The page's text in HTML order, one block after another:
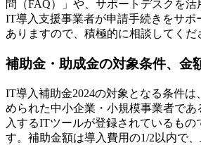
問（FAQ）」や、サポートデスクを活
IT導入支援事業者が申請手続きをサポ
ありますので、積極的に相談してくだ
補助金・助成金の対象条件、金
IT導入補助金2024の対象となる条件は
められた中小企業・小規模事業者で
入するITツールが登録されているもの
す。補助金額は導入費用の1/2以内で、